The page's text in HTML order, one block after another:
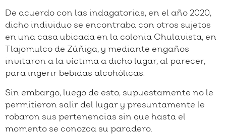
De acuerdo con las indagatorias, en el año 2020,
dicho individuo se encontraba con otros sujetos
en una casa ubicada en la colonia Chulavista, en
Tlajomulco de Zúñiga, y mediante engaños
invitaron a la víctima a dicho lugar, al parecer,
para ingerir bebidas alcohólicas.
Sin embargo, luego de esto, supuestamente no le
permitieron salir del lugar y presuntamente le
robaron sus pertenencias sin que hasta el
momento se conozca su paradero.